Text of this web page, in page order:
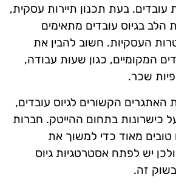
עובדים. בעת תכנון תיירות עסקית,
בגיוס עובדים מתאימים
העסקיות. חשוב להבין את
המקומיים, כגון שעות עבודה,
שכר.
האתגרים הקשורים לגיוס עובדים,
כישרונות בתחום ההייטק. חברות
טובים מאוד כדי למשוך את
יש לפתח אסטרטגיות גיוס
זה.